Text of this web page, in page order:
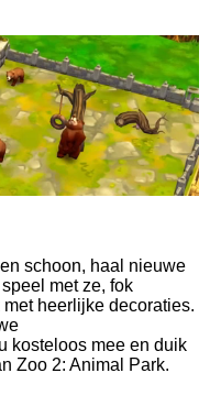
schoon, haal nieuwe
met ze, fok
heerlijke decoraties.
kosteloos mee en duik
Zoo 2: Animal Park.